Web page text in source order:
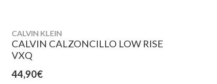
CALVIN KLEIN
CALVIN CALZONCILLO LOW RISE
VXQ
44,90€